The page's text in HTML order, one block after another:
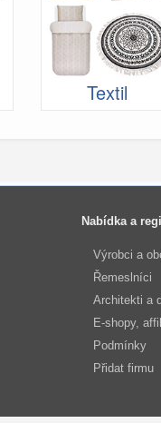
Textil
Nabídka a
Výrobci a
Řemeslníci
Architekti a
E-shopy,
Podmínky
Přidat firmu